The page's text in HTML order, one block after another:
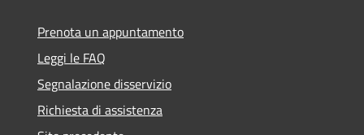
Prenota un appuntamento
Leggi le FAQ
Segnalazione disservizio
Richiesta di assistenza